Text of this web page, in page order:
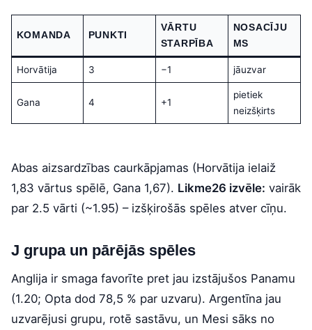
KOMANDA PUNKTI
VĀRTU
STARPĪBA
NOSACĪJU
MS
Horvātija 3 −1 jāuzvar
Gana 4 +1
pietiek
neizšķirts
Abas aizsardzības caurkāpjamas (Horvātija ielaiž
1,83 vārtus spēlē, Gana 1,67). Likme26 izvēle: vairāk
par 2.5 vārti (~1.95) – izšķirošās spēles atver cīņu.
J grupa un pārējās spēles
Anglija ir smaga favorīte pret jau izstājušos Panamu
(1.20; Opta dod 78,5 % par uzvaru). Argentīna jau
uzvarējusi grupu, rotē sastāvu, un Mesi sāks no